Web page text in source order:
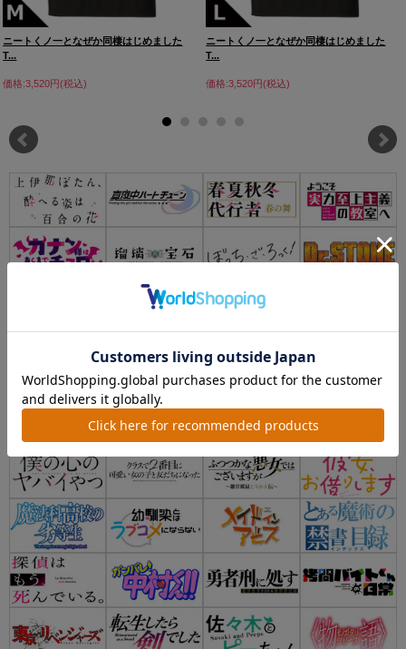
ニートくノ一となぜか同棲はじめました
T...
価格:3,520円(税込)
ニートくノ一となぜか同棲はじめました
T...
価格:3,520円(税込)